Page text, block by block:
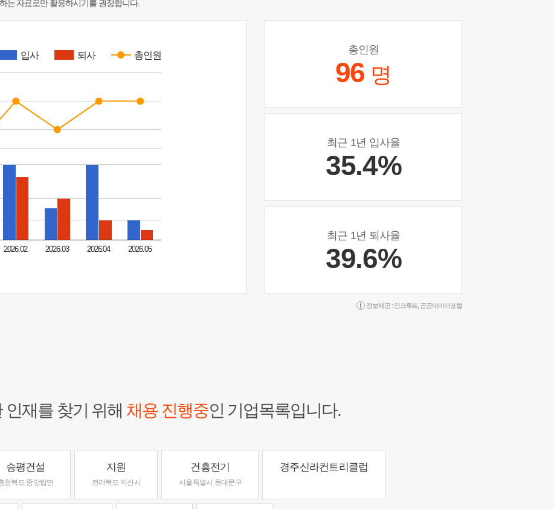
는 자료로만 활용하시기를 권장합니다.
입사 퇴사 총인원
2026.02 2026.03 2026.04 2026.05
총인원
96 명
최근 1년 입사율
35.4%
최근 1년 퇴사율
39.6%
정보제공 : 인크루트 공공데이터포털
인재를 찾기 위해 채용 진행중인 기업목록입니다.
승평건설
청북도 중앙탑면
지원
전라북도 익산시
건흥전기
서울특별시 동대문구
경주신라컨트리클럽